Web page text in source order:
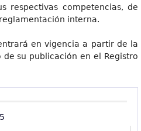
respectivas competencias, de
interna.
en vigencia a partir de la
su publicación en el Registro